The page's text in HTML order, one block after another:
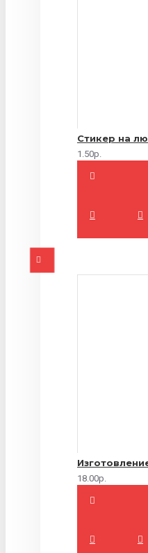
1.50р.
18.00р.